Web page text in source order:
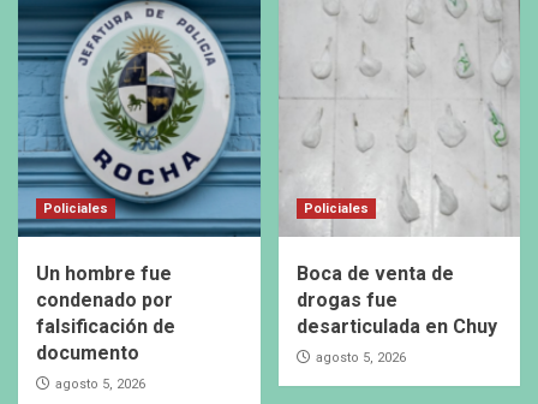
Policiales
Un hombre fue
condenado por
falsificación de
documento
agosto 5, 2026
Policiales
Boca de venta de
drogas fue
desarticulada en Chuy
agosto 5, 2026